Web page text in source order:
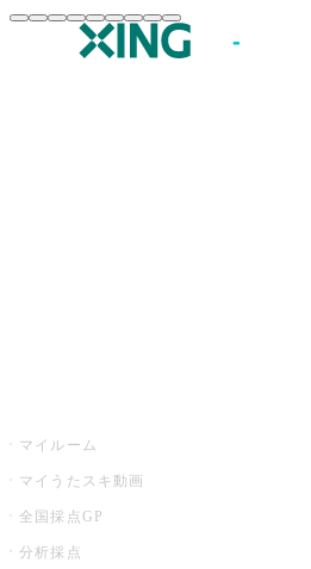
マイルーム
マイうたスキ動画
全国採点GP
分析採点